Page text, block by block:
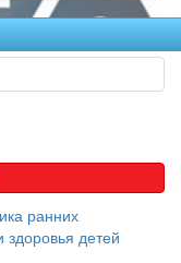
ранних
здоровья детей